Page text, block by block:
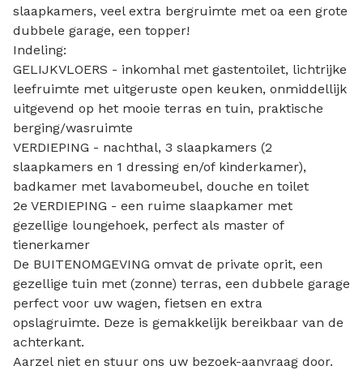
slaapkamers, veel extra bergruimte met oa een grote
dubbele garage, een topper!
Indeling:
GELIJKVLOERS - inkomhal met gastentoilet, lichtrijke
leefruimte met uitgeruste open keuken, onmiddellijk
uitgevend op het mooie terras en tuin, praktische
berging/wasruimte
VERDIEPING - nachthal, 3 slaapkamers (2
slaapkamers en 1 dressing en/of kinderkamer),
badkamer met lavabomeubel, douche en toilet
2e VERDIEPING - een ruime slaapkamer met
gezellige loungehoek, perfect als master of
tienerkamer
De BUITENOMGEVING omvat de private oprit, een
gezellige tuin met (zonne) terras, een dubbele garage
perfect voor uw wagen, fietsen en extra
opslagruimte. Deze is gemakkelijk bereikbaar van de
achterkant.
Aarzel niet en stuur ons uw bezoek-aanvraag door.